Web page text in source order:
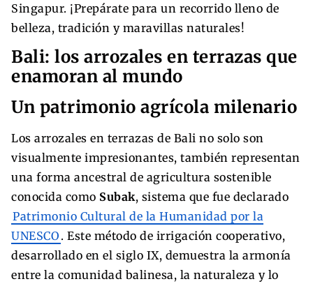
Singapur. ¡Prepárate para un recorrido lleno de
belleza, tradición y maravillas naturales!
Bali: los arrozales en terrazas que
enamoran al mundo
Un patrimonio agrícola milenario
Los arrozales en terrazas de Bali no solo son
visualmente impresionantes, también representan
una forma ancestral de agricultura sostenible
conocida como Subak, sistema que fue declarado
Patrimonio Cultural de la Humanidad por la
UNESCO . Este método de irrigación cooperativo,
desarrollado en el siglo IX, demuestra la armonía
entre la comunidad balinesa, la naturaleza y lo